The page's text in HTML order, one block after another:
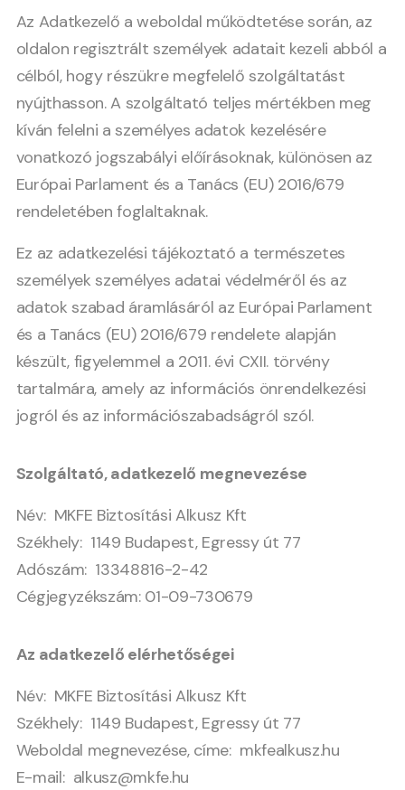
Az Adatkezelő a weboldal működtetése során, az
oldalon regisztrált személyek adatait kezeli abból a
célból, hogy részükre megfelelő szolgáltatást
nyújthasson. A szolgáltató teljes mértékben meg
kíván felelni a személyes adatok kezelésére
vonatkozó jogszabályi előírásoknak, különösen az
Európai Parlament és a Tanács (EU) 2016/679
rendeletében foglaltaknak.
Ez az adatkezelési tájékoztató a természetes
személyek személyes adatai védelméről és az
adatok szabad áramlásáról az Európai Parlament
és a Tanács (EU) 2016/679 rendelete alapján
készült, figyelemmel a 2011. évi CXII. törvény
tartalmára, amely az információs önrendelkezési
jogról és az információszabadságról szól.
Szolgáltató, adatkezelő megnevezése
Név: MKFE Biztosítási Alkusz Kft
Székhely: 1149 Budapest, Egressy út 77
Adószám: 13348816-2-42
Cégjegyzékszám: 01-09-730679
Az adatkezelő elérhetőségei
Név: MKFE Biztosítási Alkusz Kft
Székhely: 1149 Budapest, Egressy út 77
Weboldal megnevezése, címe: mkfealkusz.hu
E-mail: alkusz@mkfe.hu